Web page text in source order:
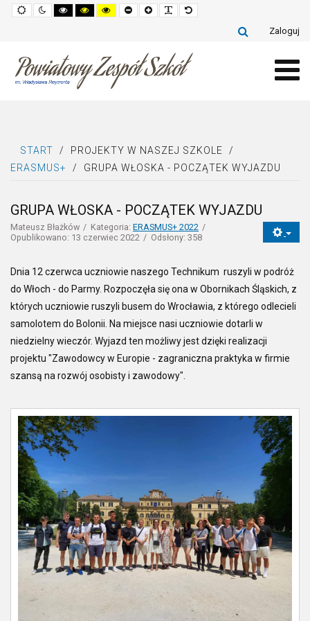
Default
mode
Night
mode
High
contrast
High
contrast
High
contrast
Set
smaller
Set
larger
Make
font
Set
default
Zaloguj
START / PROJEKTY W NASZEJ SZKOLE
/
ERASMUS+
/ GRUPA WŁOSKA - POCZĄTEK WYJAZDU
GRUPA WŁOSKA - POCZĄTEK WYJAZDU
Mateusz Błażków Kategoria: ERASMUS+ 2022
Opublikowano: 13 czerwiec 2022
Odsłony: 358
Dnia 12 czerwca uczniowie naszego Technikum ruszyli w podróż
do Włoch - do Parmy. Rozpoczęła się ona w Obornikach Śląskich, z
których uczniowie ruszyli busem do Wrocławia, z którego odlecieli
samolotem do Bolonii. Na miejsce nasi uczniowie dotarli w
niedzielny wieczór. Wyjazd ten możliwy jest dzięki realizacji
projektu "Zawodowcy w Europie - zagraniczna praktyka w firmie
szansą na rozwój osobisty i zawodowy".